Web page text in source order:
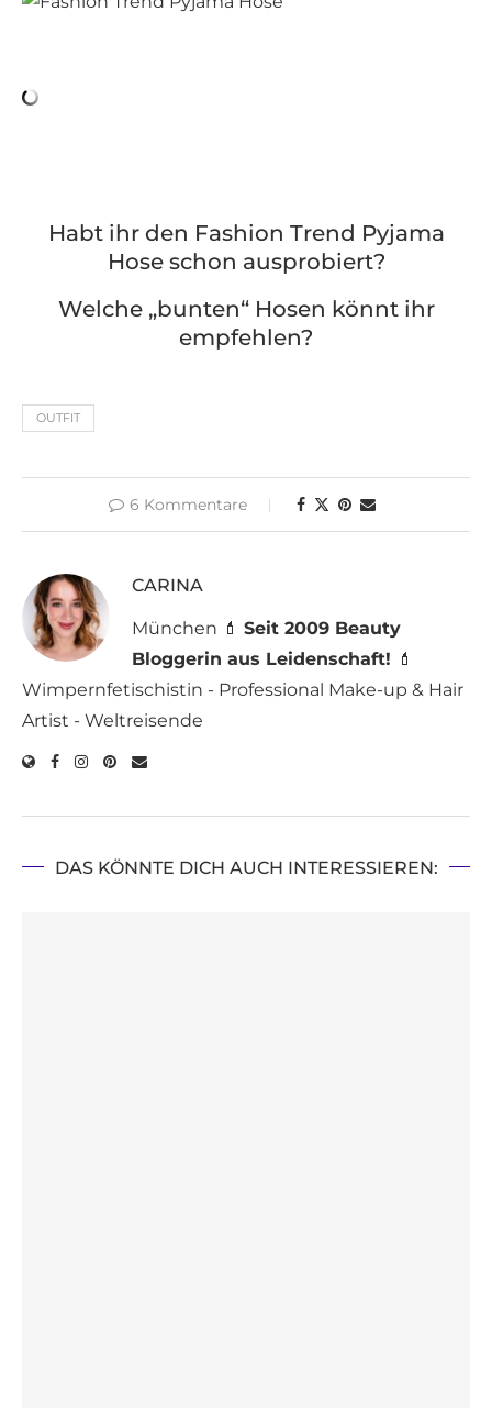
Habt ihr den Fashion Trend Pyjama
Hose schon ausprobiert?
Welche „bunten“ Hosen könnt ihr
empfehlen?
OUTFIT
6 Kommentare
CARINA
München 💄 Seit 2009 Beauty
Bloggerin aus Leidenschaft! 💄
Wimpernfetischistin - Professional Make-up & Hair
Artist - Weltreisende
DAS KÖNNTE DICH AUCH INTERESSIEREN: